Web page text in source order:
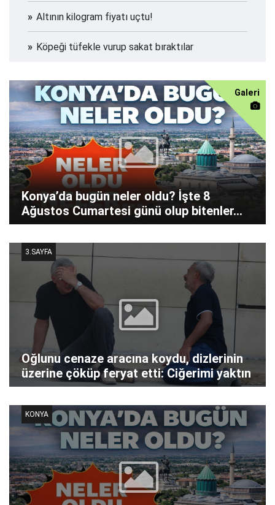
Altının kilogram fiyatı uçtu!
Köpeği tüfekle vurup sakat bıraktılar
Galeri
Konya’da bugün neler oldu? İşte 8
Ağustos Cumartesi günü olup bitenler…
Oğlunu cenaze aracına koydu, dizlerinin
üzerine çöküp feryat etti: Ciğerimi yaktın
3.SAYFA
KONYA